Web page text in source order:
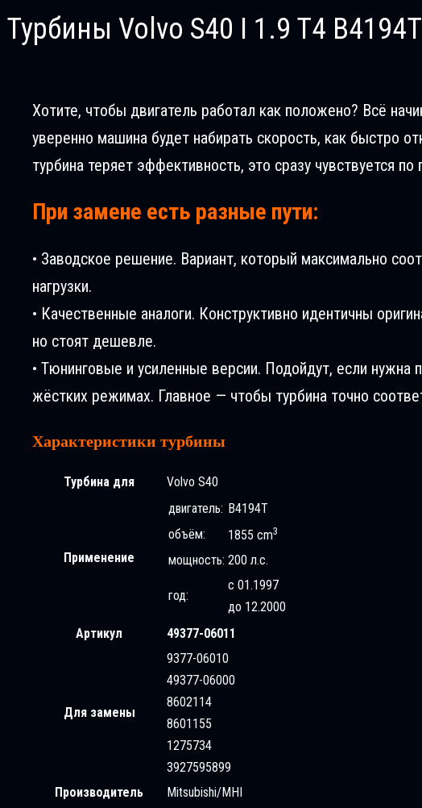
Турбины Volvo S40 I 1.9 T4 B4194T
Хотите, чтобы двигатель работал как положено? Всё
уверенно машина будет набирать скорость, как быстро
турбина теряет эффективность, это сразу чувствуется
При замене есть разные пути:
• Заводское решение. Вариант, который максимально
нагрузки.
• Качественные аналоги. Конструктивно идентичны
но стоят дешевле.
• Тюнинговые и усиленные версии. Подойдут, если нужна
жёстких режимах. Главное — чтобы турбина точно
Характеристики турбины
Турбина для Volvo S40
Применение
двигатель: B4194T
объём:
1855 cm3
мощность: 200 л.с.
год:
с 01.1997
до 12.2000
Артикул
49377-06011
Для замены
9377-06010
49377-06000
8602114
8601155
1275734
3927595899
Производитель
Mitsubishi/MHI